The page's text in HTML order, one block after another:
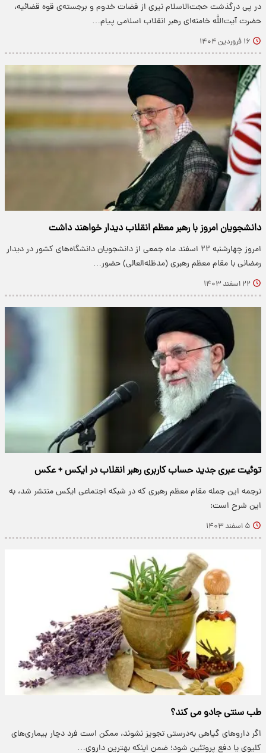
در پی درگذشت حجت‌الاسلام نیری از قضات خدوم و برجسته‌ی قوه‌ قضائیه،
حضرت آیت‌الله خامنه‌ای رهبر انقلاب اسلامی پیام…
۱۶ فروردین ۱۴۰۴
دانشجویان امروز با رهبر معظم انقلاب دیدار خواهند داشت
امروز چهارشنبه ۲۲ اسفند ماه جمعی از دانشجویان دانشگاه‌های کشور در دیدار
رمضانی با مقام معظم رهبری (مدظله‌العالی) حضور…
۲۲ اسفند ۱۴۰۳
توئیت عبری جدید حساب کاربری رهبر انقلاب در ایکس + عکس
ترجمه این جمله مقام معظم رهبری که در شبکه اجتماعی ایکس منتشر شد، به
این شرح است:
۵ اسفند ۱۴۰۳
طب سنتی جادو می کند؟
اگر داروهای گیاهی به‌درستی تجویز نشوند، ممکن است فرد دچار بیماری‌های
کلیوی یا دفع پروتئین شود؛ ضمن اینکه بهترین داروی…